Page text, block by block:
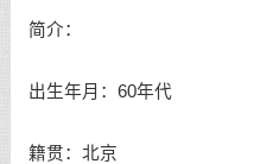
简介：
出生年月：60年代
籍贯：北京